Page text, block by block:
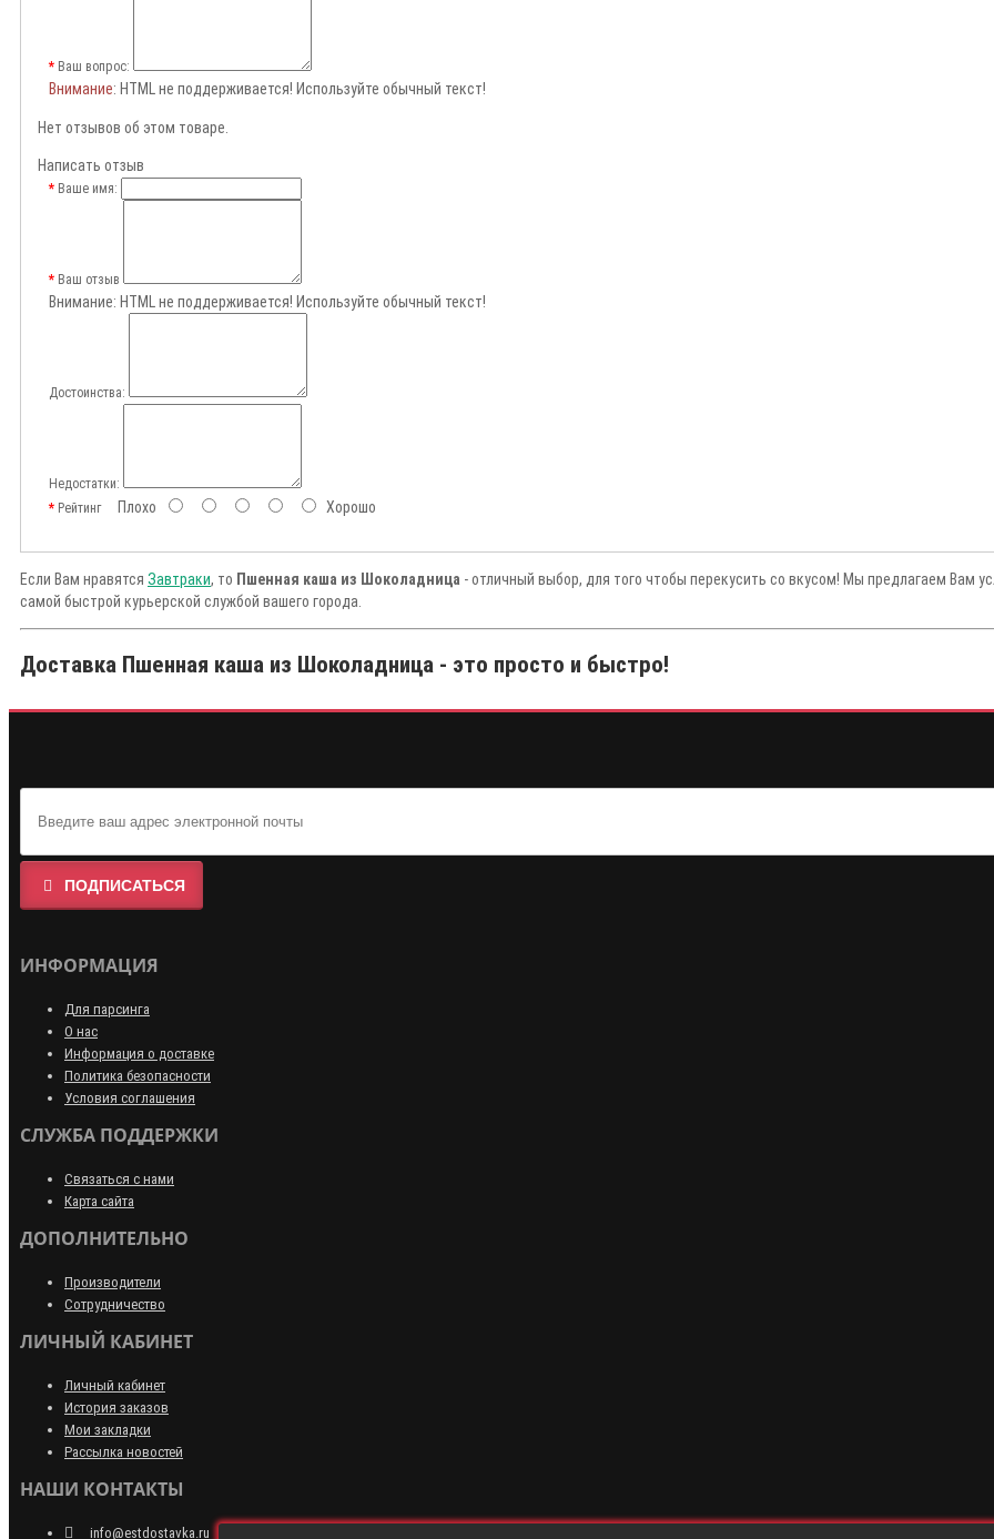
Ваш вопрос:
Внимание: HTML не поддерживается! Используйте обычный текст!
Нет отзывов об этом товаре.
Написать отзыв
Ваше имя:
Ваш отзыв
Внимание: HTML не поддерживается! Используйте обычный текст!
Достоинства:
Недостатки:
РейтингПлохо Хорошо
Если Вам нравятся Завтраки, то Пшенная каша из Шоколадница - отличный выбор, для того чтобы перекусить со вкусом! Мы предлагаем Вам
самой быстрой курьерской службой вашего города.
Доставка Пшенная каша из Шоколадница - это просто и быстро!
ПОДПИСАТЬСЯ
ИНФОРМАЦИЯ
Для парсинга
О нас
Информация о доставке
Политика безопасности
Условия соглашения
СЛУЖБА ПОДДЕРЖКИ
Связаться с нами
Карта сайта
ДОПОЛНИТЕЛЬНО
Производители
Сотрудничество
ЛИЧНЫЙ КАБИНЕТ
Личный кабинет
История заказов
Мои закладки
Рассылка новостей
НАШИ КОНТАКТЫ
info@estdostavka.ru